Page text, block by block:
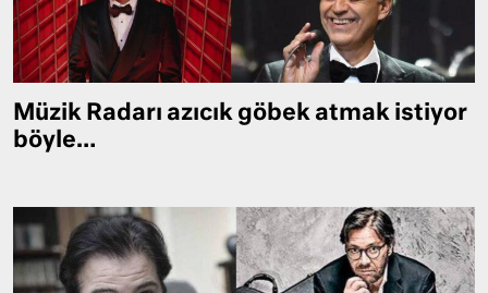
Müzik Radarı azıcık göbek atmak istiyor
böyle…